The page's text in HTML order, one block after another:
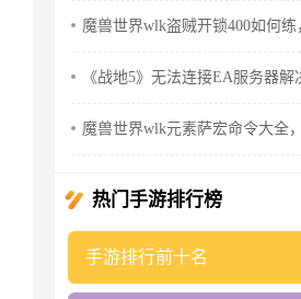
魔兽世界wlk盗贼开锁400如何练
《战地5》无法连接EA服务器解
魔兽世界wlk元素萨宏命令大全
热门手游排行榜
手游排行前十名